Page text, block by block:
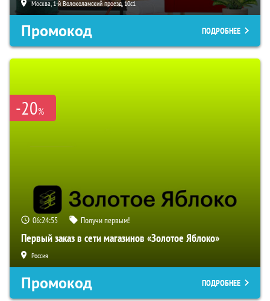
Москва, 1-й Волоколамский проезд, 10с1
Промокод ПОДРОБНЕЕ
-20%
06:24:54 Получи первым!
Первый заказ в сети магазинов «Золотое Яблоко»
Россия
Промокод ПОДРОБНЕЕ